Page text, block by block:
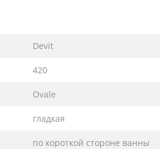
Devit
420
Ovale
гладкая
по короткой стороне ванны